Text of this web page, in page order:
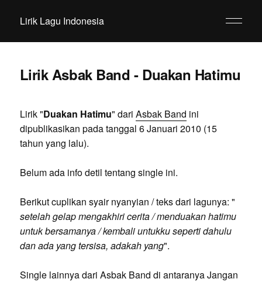
Lirik Lagu Indonesia
Lirik Asbak Band - Duakan Hatimu
Lirik "Duakan Hatimu" dari Asbak Band ini
dipublikasikan pada tanggal 6 Januari 2010 (15
tahun yang lalu).
Belum ada info detil tentang single ini.
Berikut cuplikan syair nyanyian / teks dari lagunya: "
setelah gelap mengakhiri cerita / menduakan hatimu
untuk bersamanya / kembali untukku seperti dahulu
dan ada yang tersisa, adakah yang".
Single lainnya dari Asbak Band di antaranya Jangan